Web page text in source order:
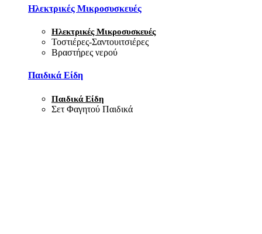
Ηλεκτρικές Μικροσυσκευές
Ηλεκτρικές Μικροσυσκευές
Τοστιέρες-Σαντουιτσιέρες
Βραστήρες νερού
Παιδικά Είδη
Παιδικά Είδη
Σετ Φαγητού Παιδικά